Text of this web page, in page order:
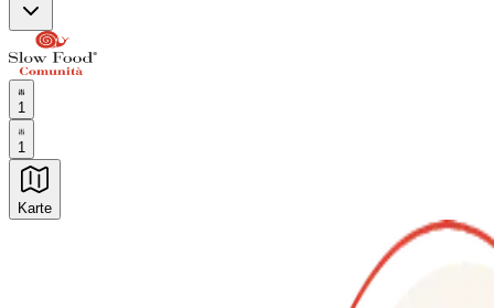
1
1
Karte
Unvergessliche kulinarische Erlebnisse: